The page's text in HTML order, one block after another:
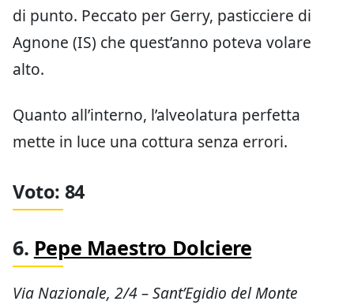
di punto. Peccato per Gerry, pasticciere di
Agnone (IS) che quest’anno poteva volare
alto.
Quanto all’interno, l’alveolatura perfetta
mette in luce una cottura senza errori.
Voto: 84
6. Pepe Maestro Dolciere
Via Nazionale, 2/4 – Sant’Egidio del Monte